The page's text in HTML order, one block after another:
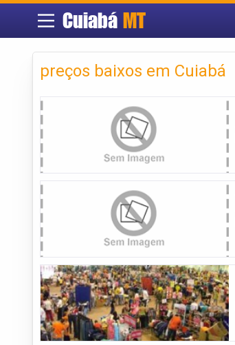
Cuiabá MT
preços baixos em Cuiabá